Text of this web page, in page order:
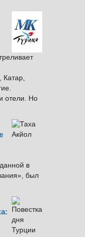
Катар,
отели. Но
в
был